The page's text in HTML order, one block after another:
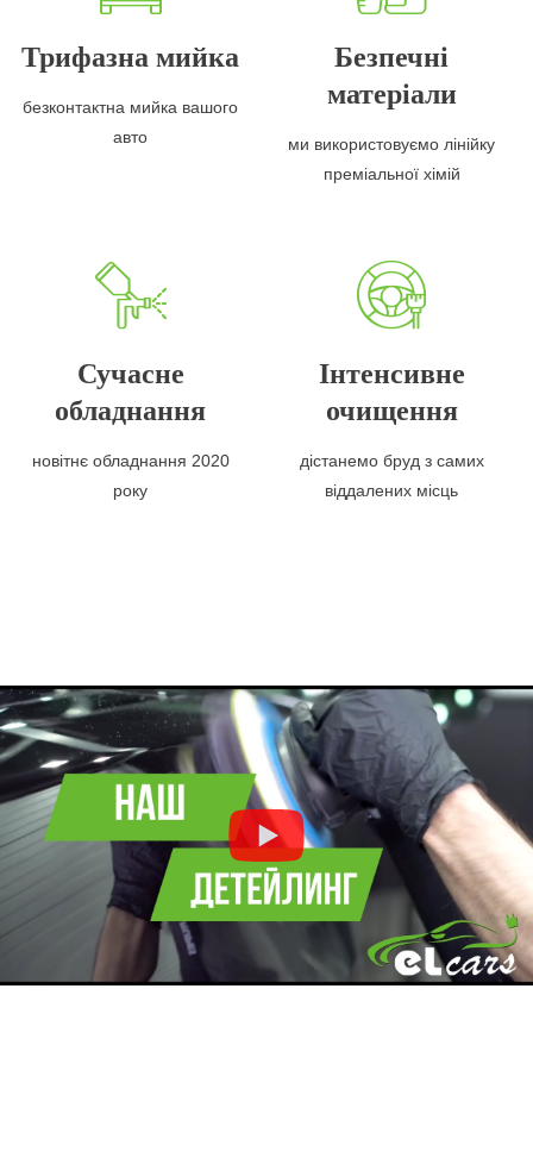
Трифазна мийка
безконтактна мийка вашого
авто
Безпечні
матеріали
ми використовуємо лінійку
преміальної хімій
Сучасне
обладнання
новітнє обладнання 2020
року
Інтенсивне
очищення
дістанемо бруд з самих
віддалених місць